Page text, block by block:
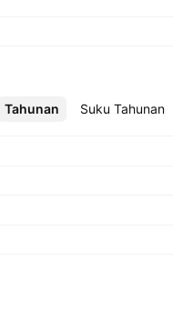
Tahunan Suku Tahunan
Lebih